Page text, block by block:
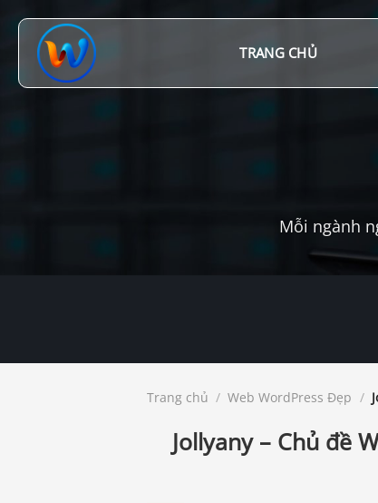
đến
TRANG CHỦ
Mỗi ngành
Trang chủ / Web WordPress Đẹp /
Jollyany – Chủ đề